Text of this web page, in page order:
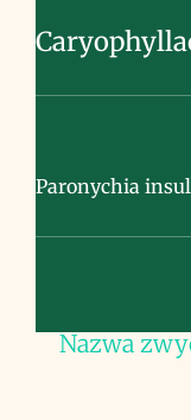
Paronychia
Nazwa